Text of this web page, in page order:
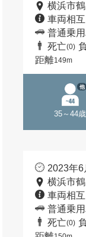
横浜市
車両相
普通乗
死亡(0)
距離149m
35～44歳
他
2023年6
横浜市
車両相
普通乗
死亡(0)